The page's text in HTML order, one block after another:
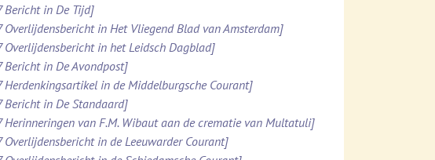
Bericht in De Tijd]
Overlijdensbericht in Het Vliegend Blad van Amsterdam]
Overlijdensbericht in het Leidsch Dagblad]
Bericht in De Avondpost]
in de Middelburgsche Courant]
Bericht in De Standaard]
Herinneringen van F.M. Wibaut aan de crematie van Multatuli]
in de Leeuwarder Courant]